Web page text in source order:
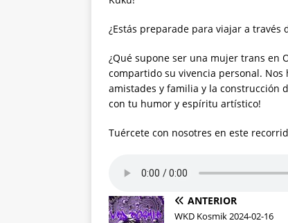
¿Estás preparade para viajar a través
¿Qué supone ser una mujer trans en
compartido su vivencia personal.
amistades y familia y la construcción
con tu humor y espíritu artístico!
Tuércete con nosotres en este
ANTERIOR
WKD Kosmik 2024-02-16